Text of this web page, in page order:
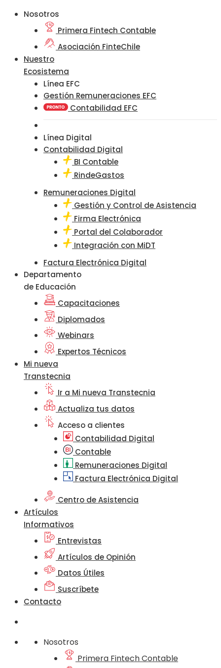
Nosotros
Primera Fintech Contable
Asociación FinteChile
Nuestro
Ecosistema
Línea EFC
Gestión Remuneraciones EFC
Contabilidad EFC
Línea Digital
Contabilidad Digital
BI Contable
RindeGastos
Remuneraciones Digital
Gestión y Control de Asistencia
Firma Electrónica
Portal del Colaborador
Integración con MiDT
Factura Electrónica Digital
Departamento
de Educación
Capacitaciones
Diplomados
Webinars
Expertos Técnicos
Mi nueva
Transtecnia
Ir a Mi nueva Transtecnia
Actualiza tus datos
Acceso a clientes
Contabilidad Digital
Contable
Remuneraciones Digital
Factura Electrónica Digital
Centro de Asistencia
Artículos
Informativos
Entrevistas
Artículos de Opinión
Datos Útiles
Suscríbete
Contacto
Nosotros
Primera Fintech Contable